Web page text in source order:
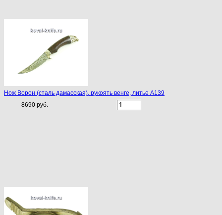
Нож Ворон (сталь дамасская), рукоять венге, литье A139
8690 руб.